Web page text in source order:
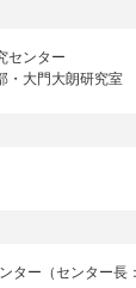
センター
・大門大朗研究室
ター（センター長